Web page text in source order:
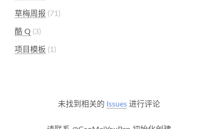
草梅周报 71
酷 Q 3
项目模板 1
未找到相关的 Issues 进行评论